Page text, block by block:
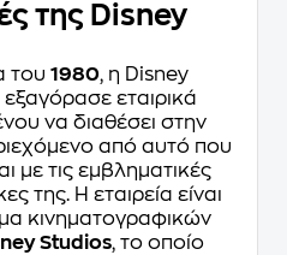
της Disney
του 1980, η Disney
εταιρικά
να διαθέσει στην
από αυτό που
με τις εμβληματικές
της. Η εταιρεία είναι
κινηματογραφικών
Studios, το οποίο